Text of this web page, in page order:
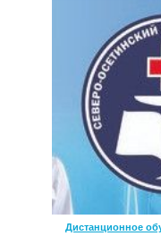
Дистанционное